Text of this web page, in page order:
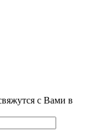
с Вами в